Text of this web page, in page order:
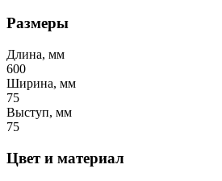
Размеры
Длина, мм
600
Ширина, мм
75
Выступ, мм
75
Цвет и материал